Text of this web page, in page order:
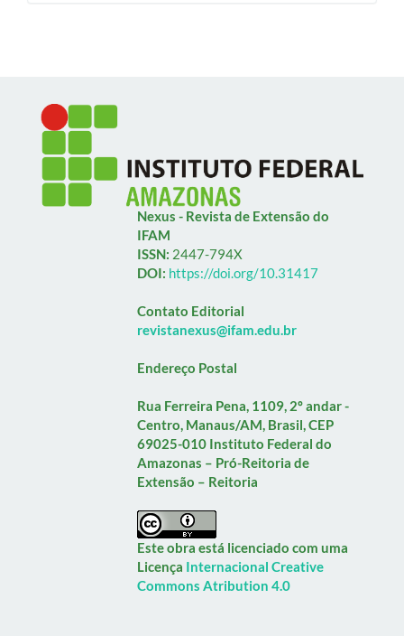
Nexus - Revista de Extensão do
IFAM
ISSN: 2447-794X
DOI: https://doi.org/10.31417
Contato Editorial
revistanexus@ifam.edu.br
Endereço Postal
Rua Ferreira Pena, 1109, 2º andar -
Centro, Manaus/AM, Brasil, CEP
69025-010 Instituto Federal do
Amazonas – Pró-Reitoria de
Extensão – Reitoria
Este obra está licenciado com uma
Licença Internacional Creative
Commons Atribution 4.0